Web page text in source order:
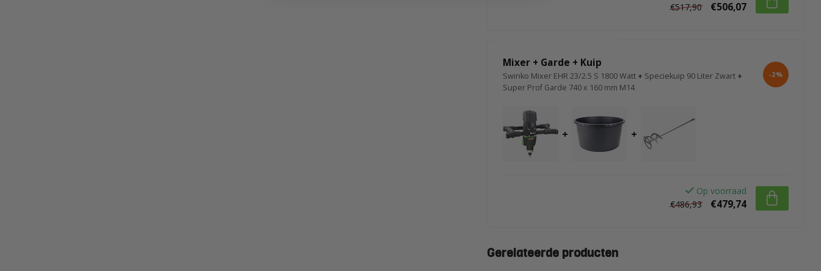
€517,90
€506,07
Mixer + Garde + Kuip
Swinko Mixer EHR 23/2.5 S 1800 Watt + Speciekuip 90 Liter Zwart +
Super Prof Garde 740 x 160 mm M14
-2%
+ +
Op voorraad
€486,93
€479,74
Gerelateerde producten